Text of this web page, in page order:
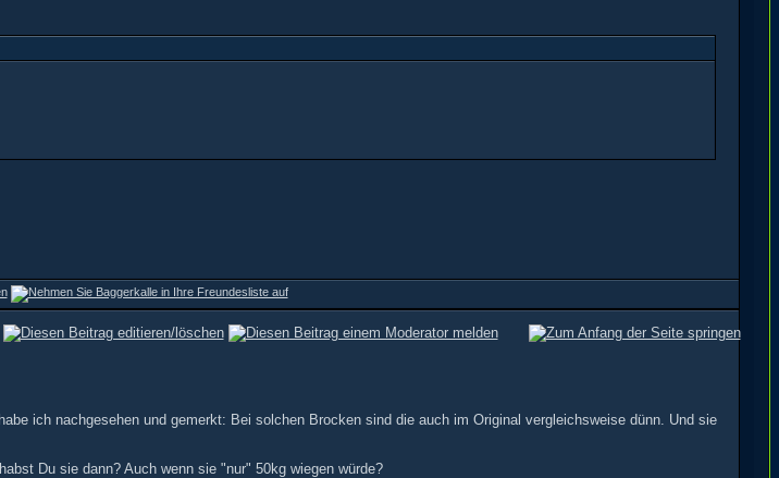
ich nachgesehen und gemerkt: Bei solchen Brocken sind die auch im Original vergleichsweise dünn. Und sie
Du sie dann? Auch wenn sie "nur" 50kg wiegen würde?